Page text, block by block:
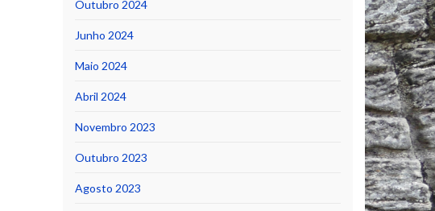
Outubro 2024
Junho 2024
Maio 2024
Abril 2024
Novembro 2023
Outubro 2023
Agosto 2023